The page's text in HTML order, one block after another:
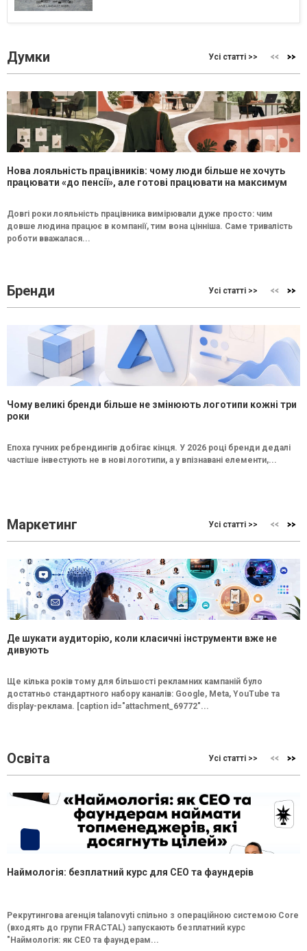
Думки Усі статті >>
Нова лояльність працівників: чому люди більше не хочуть
працювати «до пенсії», але готові працювати на максимум
Довгі роки лояльність працівника вимірювали дуже просто: чим
довше людина працює в компанії, тим вона цінніша. Саме тривалість
роботи вважалася...
Бренди Усі статті >>
Чому великі бренди більше не змінюють логотипи кожні три
роки
Епоха гучних ребрендингів добігає кінця. У 2026 році бренди дедалі
частіше інвестують не в нові логотипи, а у впізнавані елементи,...
Маркетинг Усі статті >>
Де шукати аудиторію, коли класичні інструменти вже не
дивують
Ще кілька років тому для більшості рекламних кампаній було
достатньо стандартного набору каналів: Google, Meta, YouTube та
display-реклама. [caption id="attachment_69772"...
Освіта Усі статті >>
Наймологія: безплатний курс для CEO та фаундерів
Рекрутингова агенція talanovyti спільно з операційною системою Core
(входять до групи FRACTAL) запускають безплатний курс
"Наймологія: як СEO та фаундерам...